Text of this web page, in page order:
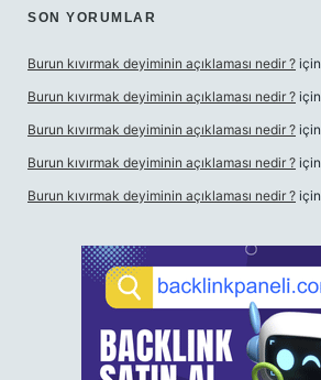
SON YORUMLAR
Burun kıvırmak deyiminin açıklaması nedir ? için
Burun kıvırmak deyiminin açıklaması nedir ? için
Burun kıvırmak deyiminin açıklaması nedir ? için
Burun kıvırmak deyiminin açıklaması nedir ? için
Burun kıvırmak deyiminin açıklaması nedir ? için